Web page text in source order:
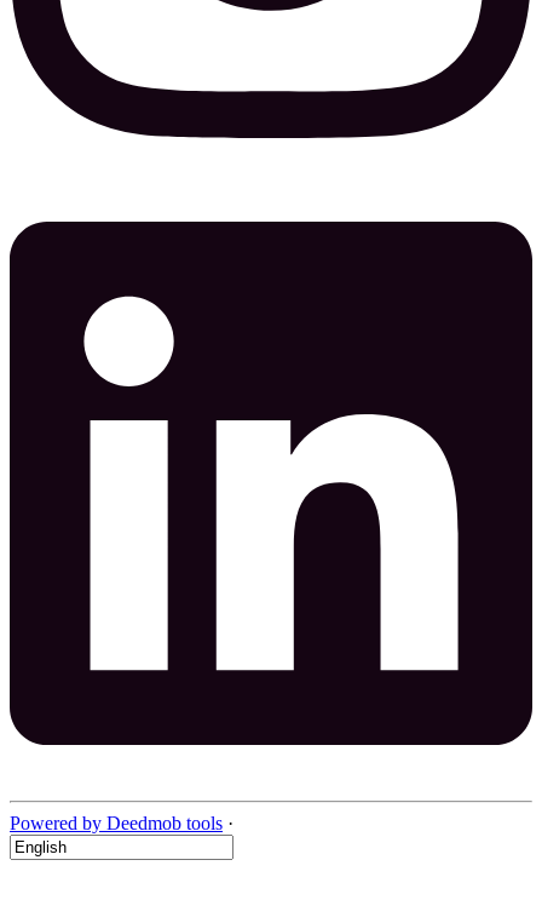
Powered by Deedmob tools ·